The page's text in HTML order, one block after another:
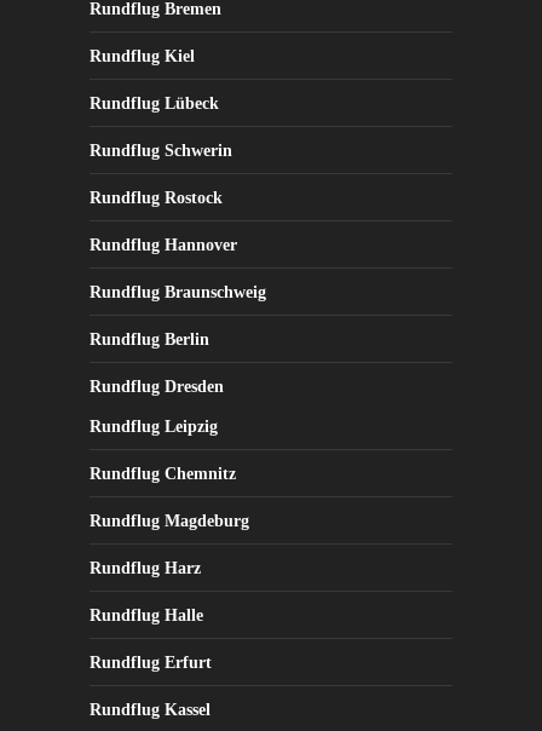
Rundflug Bremen
Rundflug Kiel
Rundflug Lübeck
Rundflug Schwerin
Rundflug Rostock
Rundflug Hannover
Rundflug Braunschweig
Rundflug Berlin
Rundflug Dresden
Rundflug Leipzig
Rundflug Chemnitz
Rundflug Magdeburg
Rundflug Harz
Rundflug Halle
Rundflug Erfurt
Rundflug Kassel